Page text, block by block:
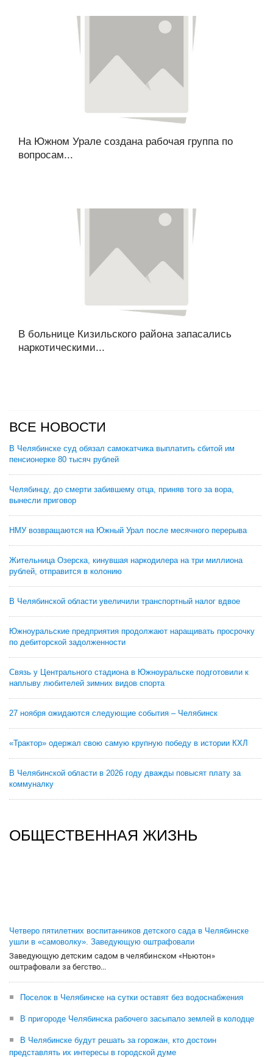
На Южном Урале создана рабочая группа по
вопросам...
В больнице Кизильского района запасались
наркотическими...
ВСЕ НОВОСТИ
В Челябинске суд обязал самокатчика выплатить сбитой им
пенсионерке 80 тысяч рублей
Челябинцу, до смерти забившему отца, приняв того за вора,
вынесли приговор
НМУ возвращаются на Южный Урал после месячного перерыва
Жительница Озерска, кинувшая наркодилера на три миллиона
рублей, отправится в колонию
В Челябинской области увеличили транспортный налог вдвое
Южноуральские предприятия продолжают наращивать просрочку
по дебиторской задолженности
Связь у Центрального стадиона в Южноуральске подготовили к
наплыву любителей зимних видов спорта
27 ноября ожидаются следующие события – Челябинск
«Трактор» одержал свою самую крупную победу в истории КХЛ
В Челябинской области в 2026 году дважды повысят плату за
коммуналку
ОБЩЕСТВЕННАЯ ЖИЗНЬ
Четверо пятилетних воспитанников детского сада в Челябинске
ушли в «самоволку». Заведующую оштрафовали
Заведующую детским садом в челябинском «Ньютон»
оштрафовали за бегство...
Поселок в Челябинске на сутки оставят без водоснабжения
В пригороде Челябинска рабочего засыпало землей в колодце
В Челябинске будут решать за горожан, кто достоин
представлять их интересы в городской думе